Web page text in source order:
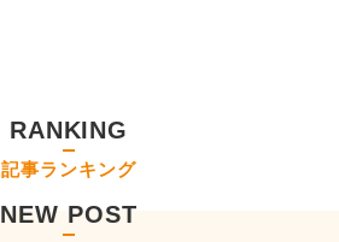
RANKING
記事ランキング
NEW POST